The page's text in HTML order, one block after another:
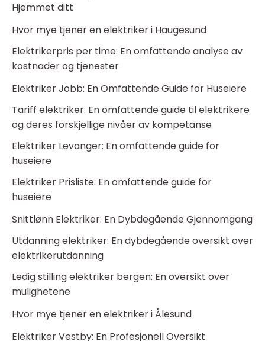
Hjemmet ditt
Hvor mye tjener en elektriker i Haugesund
Elektrikerpris per time: En omfattende analyse av
kostnader og tjenester
Elektriker Jobb: En Omfattende Guide for Huseiere
Tariff elektriker: En omfattende guide til elektrikere
og deres forskjellige nivåer av kompetanse
Elektriker Levanger: En omfattende guide for
huseiere
Elektriker Prisliste: En omfattende guide for
huseiere
Snittlønn Elektriker: En Dybdegående Gjennomgang
Utdanning elektriker: En dybdegående oversikt over
elektrikerutdanning
Ledig stilling elektriker bergen: En oversikt over
mulighetene
Hvor mye tjener en elektriker i Ålesund
Elektriker Vestby: En Profesjonell Oversikt